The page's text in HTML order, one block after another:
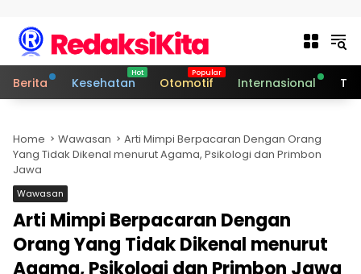
Berita Kesehatan Otomotif Internasional
Home Wawasan
Arti Mimpi Berpacaran Dengan Orang
Yang Tidak Dikenal menurut Agama, Psikologi dan Primbon
Jawa
Wawasan
Arti Mimpi Berpacaran Dengan
Orang Yang Tidak Dikenal menurut
Agama, Psikologi dan Primbon Jawa